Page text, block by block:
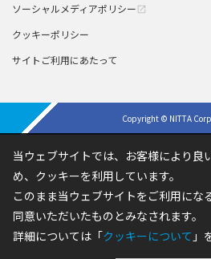
ソーシャルメディアポリシー open_in_new
クッキーポリシー
サイトご利用にあたって
Copyright © NITTA
当ウェブサイトでは、お客様により良
め、クッキーを利用しています。
このまま当ウェブサイトをご利用にな
同意いただいたものとみなされます。
詳細については「クッキーについて 」